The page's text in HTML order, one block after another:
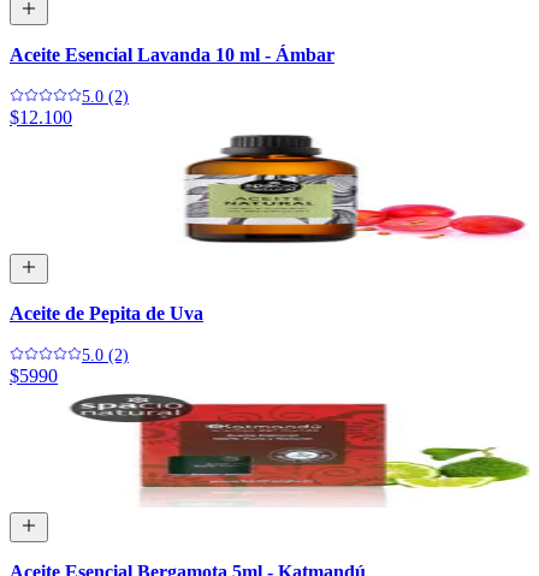
Aceite Esencial Lavanda 10 ml - Ámbar
5.0 (2)
$12.100
Aceite de Pepita de Uva
5.0 (2)
$5990
Aceite Esencial Bergamota 5ml - Katmandú